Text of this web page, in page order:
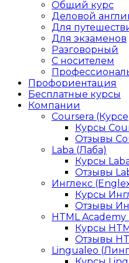
Общий курс
Деловой
Для
Для экзаменов
Разговорный
С носителем
Профориентация
Бесплатные курсы
Компании
Coursera
Курсы
Отзывы
Laba (Лаба)
Курсы
Отзывы
Инглекс
Курсы
Отзывы
HTML
Курсы
Отзывы
Lingualeo